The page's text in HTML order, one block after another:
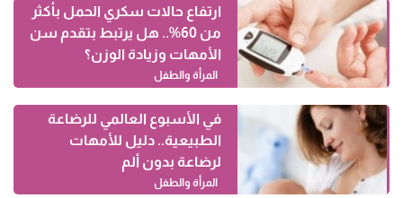
ارتفاع حالات سكري الحمل بأكثر
من 60%.. هل يرتبط بتقدم سن
الأمهات وزيادة الوزن؟
المرأة والطفل
في الأسبوع العالمي للرضاعة
الطبيعية.. دليل للأمهات
لرضاعة بدون ألم
المرأة والطفل